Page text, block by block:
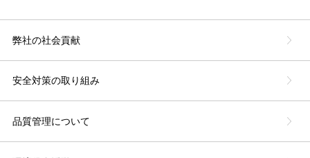
弊社の社会貢献
安全対策の取り組み
品質管理について